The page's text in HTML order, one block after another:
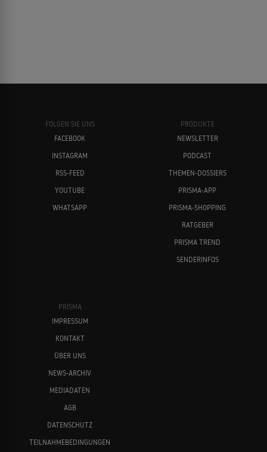
FOLGEN SIE UNS
FACEBOOK
INSTAGRAM
RSS-FEED
YOUTUBE
WHATSAPP
PRODUKTE
NEWSLETTER
PODCAST
THEMEN-DOSSIERS
PRISMA-APP
PRISMA-SHOPPING
RATGEBER
PRISMA TREND
SENDERINFOS
PRISMA
IMPRESSUM
KONTAKT
ÜBER UNS
NEWS-ARCHIV
MEDIADATEN
AGB
DATENSCHUTZ
TEILNAHMEBEDINGUNGEN